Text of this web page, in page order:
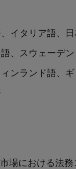
イタリア語、
、スウェーデン
ンランド語、ギ
場における法務